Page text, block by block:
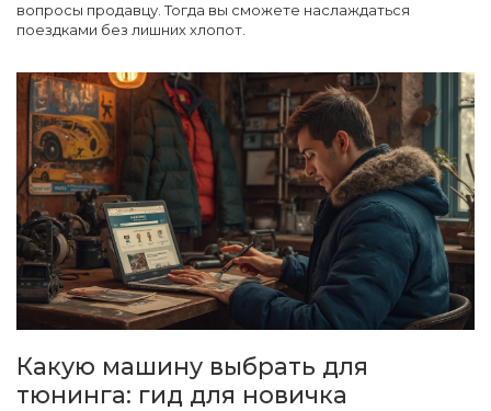
вопросы продавцу. Тогда вы сможете наслаждаться
поездками без лишних хлопот.
Какую машину выбрать для
тюнинга: гид для новичка